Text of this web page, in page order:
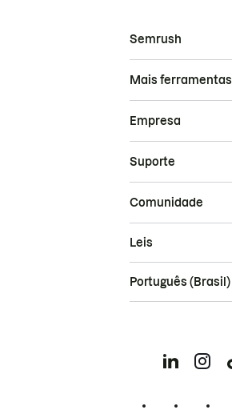
Semrush
Mais ferramentas
Empresa
Suporte
Comunidade
Leis
Português (Brasil)